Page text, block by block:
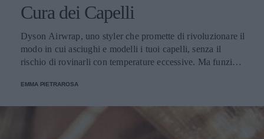
Cura dei Capelli
Dyson Airwrap, uno styler che promette di rivoluzionare il
modo in cui asciughi e modelli i tuoi capelli, senza il
rischio di rovinarli con temperature eccessive. Ma funziona
EMMA PIETRAROSA